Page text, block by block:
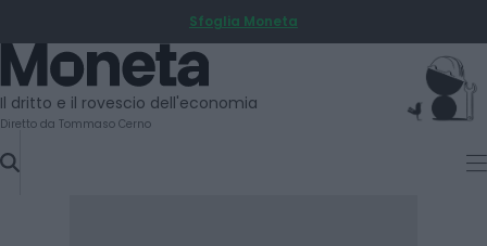
TO
CONTENT
Sfoglia Moneta
Moneta
Il dritto e il rovescio dell'economia
Diretto da Tommaso Cerno